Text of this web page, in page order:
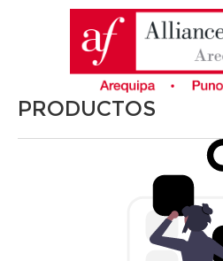
PRODUCTOS